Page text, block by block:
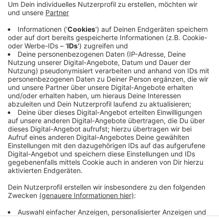
Fettstoffwechsel- und Koordinationstraining.
Veröffentlicht: Donnerstag, 20.05.2021 14:34
Anzeige
Weitere Infos und die Anmeldung zu den Kursen finden
Siehier.
Anzeige
Anzeige